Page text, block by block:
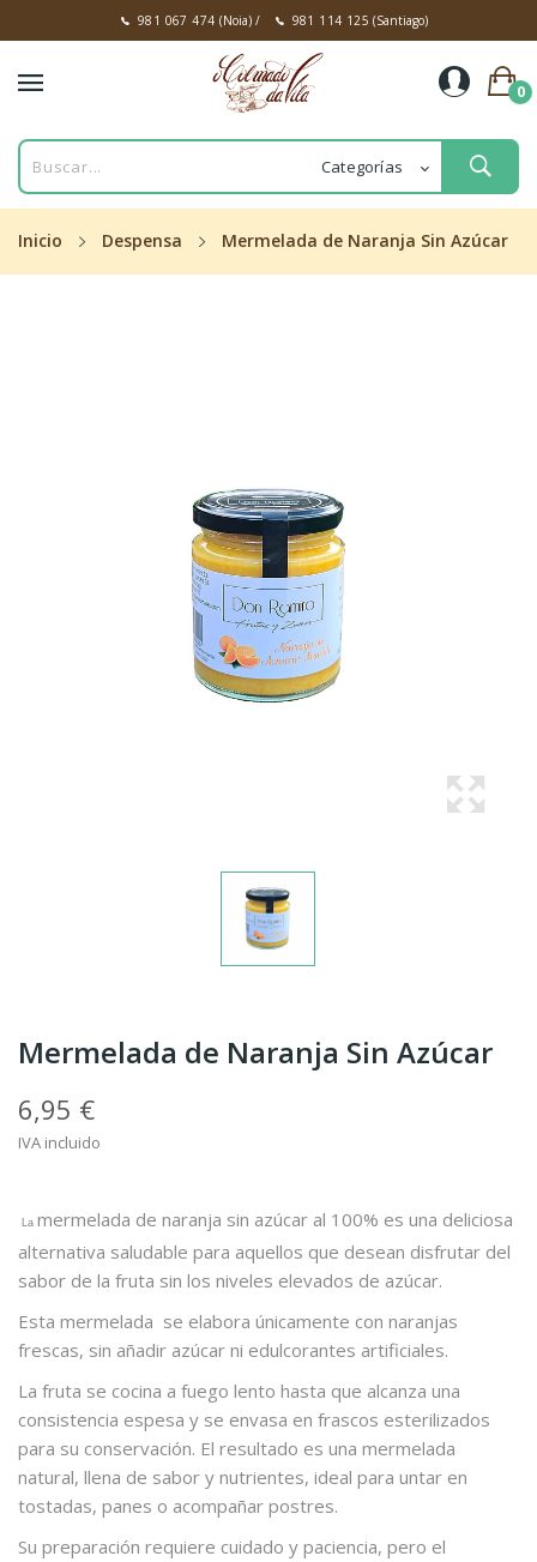
981 067 474 (Noia)/ 981 114 125 (Santiago)
0
Inicio Despensa Mermelada de Naranja Sin Azúcar
Mermelada de Naranja Sin Azúcar
6,95 €
IVA incluido
La mermelada de naranja sin azúcar al 100% es una deliciosa
alternativa saludable para aquellos que desean disfrutar del
sabor de la fruta sin los niveles elevados de azúcar.
Esta mermelada se elabora únicamente con naranjas
frescas, sin añadir azúcar ni edulcorantes artificiales.
La fruta se cocina a fuego lento hasta que alcanza una
consistencia espesa y se envasa en frascos esterilizados
para su conservación. El resultado es una mermelada
natural, llena de sabor y nutrientes, ideal para untar en
tostadas, panes o acompañar postres.
Su preparación requiere cuidado y paciencia, pero el